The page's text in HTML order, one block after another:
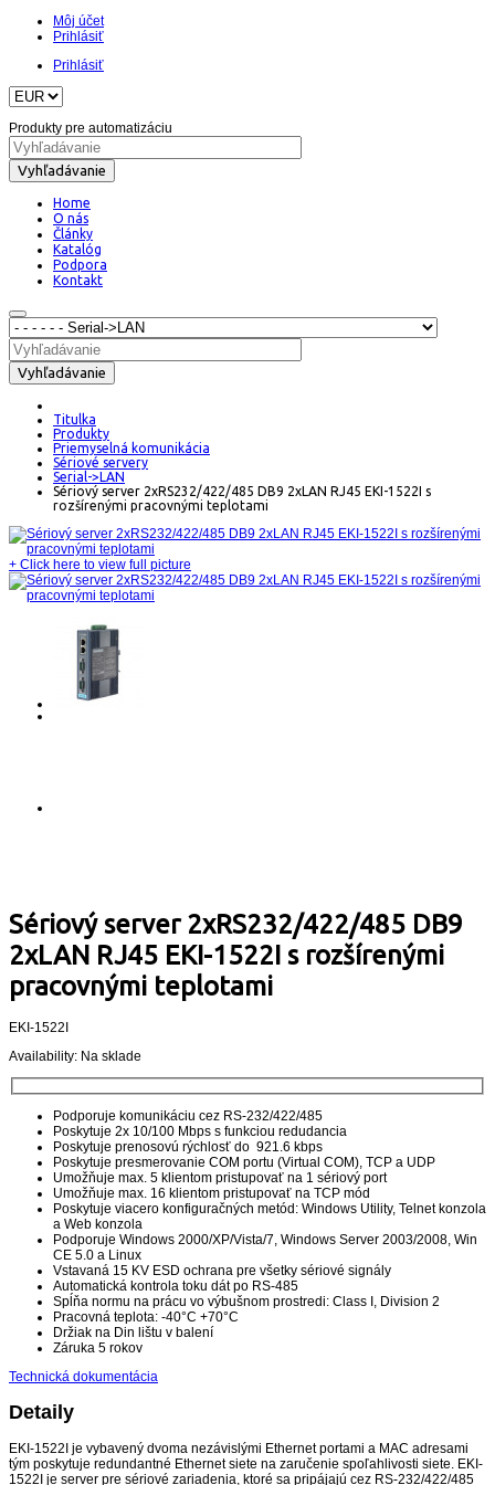
Môj účet
Prihlásiť
Prihlásiť
Produkty pre automatizáciu
Vyhľadávanie
Home
O nás
Články
Katalóg
Podpora
Kontakt
Vyhľadávanie
Titulka
Produkty
Priemyselná komunikácia
Sériové servery
Serial->LAN
Sériový server 2xRS232/422/485 DB9 2xLAN RJ45 EKI-1522I s
rozšírenými pracovnými teplotami
+ Click here to view full picture
Sériový server 2xRS232/422/485 DB9
2xLAN RJ45 EKI-1522I s rozšírenými
pracovnými teplotami
EKI-1522I
Availability: Na sklade
Podporuje komunikáciu cez RS-232/422/485
Poskytuje 2x 10/100 Mbps s funkciou redudancia
Poskytuje prenosovú rýchlosť do 921.6 kbps
Poskytuje presmerovanie COM portu (Virtual COM), TCP a UDP
Umožňuje max. 5 klientom pristupovať na 1 sériový port
Umožňuje max. 16 klientom pristupovať na TCP mód
Poskytuje viacero konfiguračných metód: Windows Utility, Telnet konzola
a Web konzola
Podporuje Windows 2000/XP/Vista/7, Windows Server 2003/2008, Win
CE 5.0 a Linux
Vstavaná 15 KV ESD ochrana pre všetky sériové signály
Automatická kontrola toku dát po RS-485
Spĺňa normu na prácu vo výbušnom prostredi: Class I, Division 2
Pracovná teplota: -40°C +70°C
Držiak na Din lištu v balení
Záruka 5 rokov
Technická dokumentácia
Detaily
EKI-1522I je vybavený dvoma nezávislými Ethernet portami a MAC adresami
tým poskytuje redundantné Ethernet siete na zaručenie spoľahlivosti siete. EKI-
1522I je server pre sériové zariadenia, ktoré sa pripájajú cez RS-232/422/485